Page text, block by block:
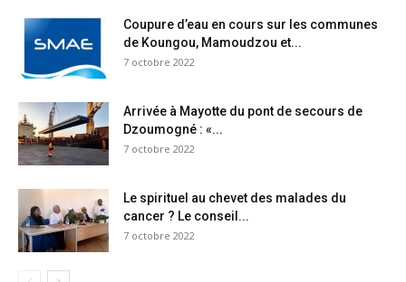
Coupure d’eau en cours sur les communes
de Koungou, Mamoudzou et...
7 octobre 2022
Arrivée à Mayotte du pont de secours de
Dzoumogné : «...
7 octobre 2022
Le spirituel au chevet des malades du
cancer ? Le conseil...
7 octobre 2022